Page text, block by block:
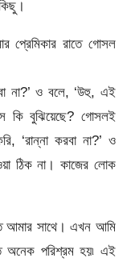
রাতে গোসল
না?’ ও বলে, ‘উহু, এই
কি বুঝিয়েছে? গোসলই
‘রান্না করবা না?’ ও
ঠিক না। কাজের লোক
আমার সাথে। এখন আমি
অনেক পরিশ্রম হয়৷ এই